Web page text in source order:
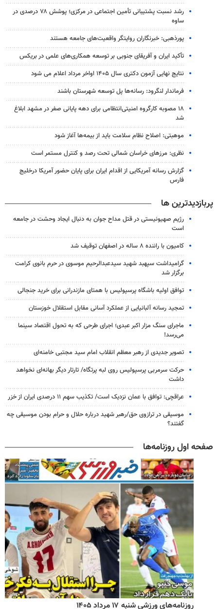
رشد نسبت پشتیبانی تأمین اجتماعی در مرکزی؛ پوشش ۷۸ درصدی در
ساوه
پورذهبی: خبرنگاران روایتگر واقعیت‌های جامعه‌ هستند
تأکید ایران و آفریقای جنوبی بر توسعه همکاری‌های علمی در بریکس
نتایج نهایی آزمون دکتری سال ۱۴۰۵ اواخر مرداد اعلام می شود
فرماندار لنگرود: رسانه‌ها پل توسعه شهرستان باشند
۱۸ مصوبه کارگروه امنیتی‌انتظامی برای دهه پایانی صفر در مشهد ابلاغ
شد
موهبتی: اصلاح نظام سلامت باید از بیمه‌ها آغاز شود
نظری: مرزهای خراسان شمالی تحت رصد و کنترل مستمر است
گزارش رسانه آمریکایی از اقدام ایران برای پایان حضور آمریکا درخلیج
فارس
پربازدیدترین ها
رژیم صهیونیستی در قتل مداح جوان به دنبال ایجاد وحشت در جامعه
است
کامیون با راننده ۸ ساله در اصفهان توقیف شد
گرامیداشت سپهبد شهید سیدعبدالرحیم موسوی در حرم بانوی کرامت
برگزار شد
توافق اولیه باشگاه پرسپولیس با همتای مازندرانی برای خرید جنجالی
تمجید رسانه آلبانیایی از عملکرد آسانی مقابل استقلال خوزستان
ماجرای سنگ مزار اکبر عبدی؛ اجرای طرحی که به تحول اقتصاد سینما
می‌رسد!
تصویر جدیدی از رهبر معظم انقلاب امام سید مجتبی خامنه‌ای
حرکت سرمربی پرسپولیس روی لبه پرتگاه/ تارتار دیگر بهانه‌ای نخواهد
داشت
عراقچی: توافق با عمان نزدیک است/ تکذیب سهم ۱۱ درصدی ایران از خزر
موسیقی در ترازوی حق/رهبر شهید درباره حلال و حرام بودن موسیقی چه
گفتند؟
صفحه اول روزنامه‌ها
روزنامه‌های ورزشی شنبه ۱۷ مرداد ۱۴۰۵